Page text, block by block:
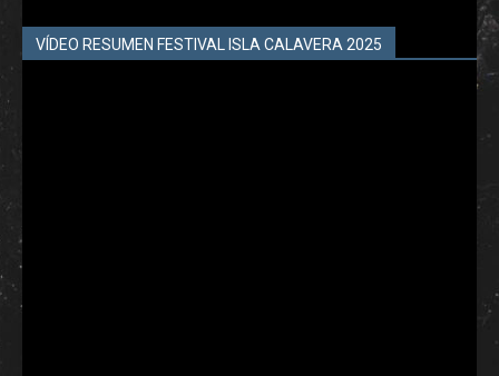
VÍDEO RESUMEN FESTIVAL ISLA CALAVERA 2025